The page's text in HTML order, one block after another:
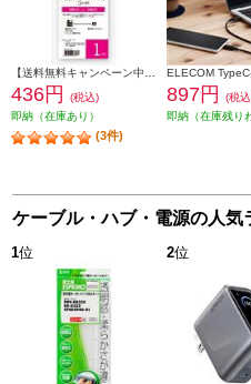
436円
(税込)
即納（在庫あり）
(3件)
897円
(税
即納（在庫残り
ケーブル・ハブ・電源の人気
1位 2位